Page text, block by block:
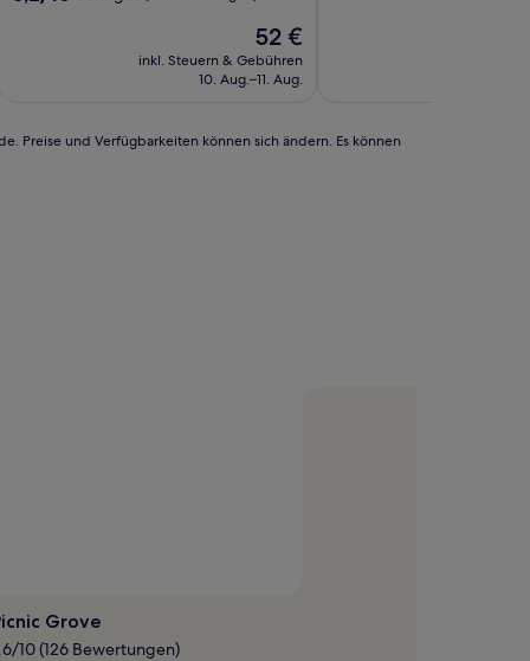
Der
Preis
beträgt
52 €
inkl. Steuern & Gebühren
10. Aug.–11. Aug.
Preise und Verfügbarkeiten können sich ändern. Es können
Grove
10 (126 Bewertungen)